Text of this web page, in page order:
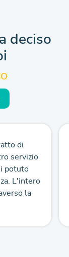
deciso
di
servizio
potuto
L'intero
la